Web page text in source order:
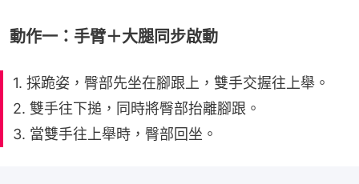
動作一：手臂＋大腿同步啟動
1. 採跪姿，臀部先坐在腳跟上，雙手交握往上舉。
2. 雙手往下搥，同時將臀部抬離腳跟。
3. 當雙手往上舉時，臀部回坐。